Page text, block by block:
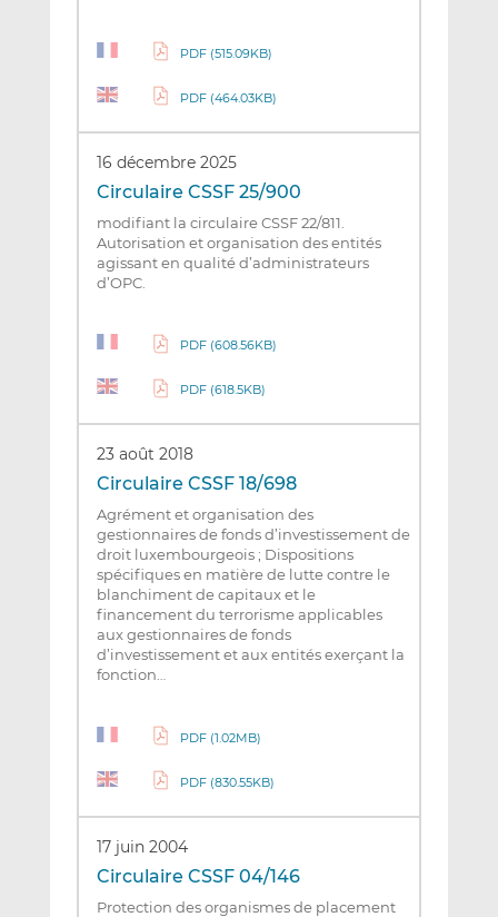
PDF (515.09KB)
PDF (464.03KB)
16 décembre 2025
Circulaire CSSF 25/900
modifiant la circulaire CSSF 22/811.
Autorisation et organisation des entités
agissant en qualité d’administrateurs
d’OPC.
PDF (608.56KB)
PDF (618.5KB)
23 août 2018
Circulaire CSSF 18/698
Agrément et organisation des
gestionnaires de fonds d’investissement de
droit luxembourgeois ; Dispositions
spécifiques en matière de lutte contre le
blanchiment de capitaux et le
financement du terrorisme applicables
aux gestionnaires de fonds
d’investissement et aux entités exerçant la
fonction…
PDF (1.02MB)
PDF (830.55KB)
17 juin 2004
Circulaire CSSF 04/146
Protection des organismes de placement